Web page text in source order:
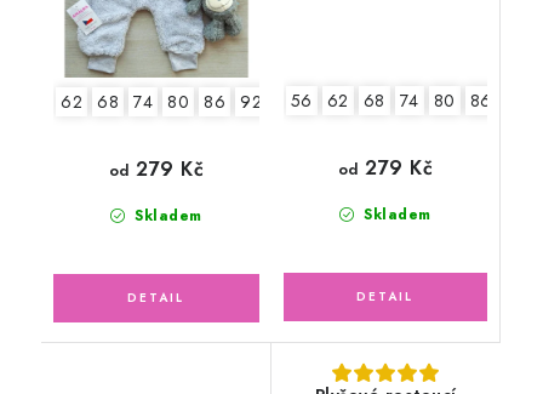
62 68 74 80 86 92-98
Skladem
od 279 Kč
56 62 68 74 80 86
Skladem
od 279 Kč